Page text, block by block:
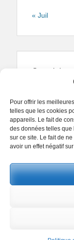
Pour offrir les
telles que les cookies
appareils. Le fait de
des données telles
sur ce site. Le fait de
avoir un effet négatif
« Juil
Copyright
© Regards
Copyright
Rights